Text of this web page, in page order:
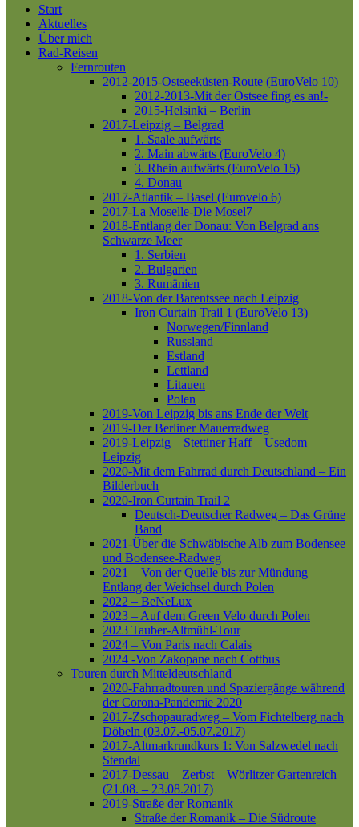
Close
Menu
Start
Aktuelles
Über mich
Rad-Reisen
Fernrouten
2012-2015-Ostseeküsten-Route (EuroVelo 10)
2012-2013-Mit der Ostsee fing es an!-
2015-Helsinki – Berlin
2017-Leipzig – Belgrad
1. Saale aufwärts
2. Main abwärts (EuroVelo 4)
3. Rhein aufwärts (EuroVelo 15)
4. Donau
2017-Atlantik – Basel (Eurovelo 6)
2017-La Moselle-Die Mosel7
2018-Entlang der Donau: Von Belgrad ans
Schwarze Meer
1. Serbien
2. Bulgarien
3. Rumänien
2018-Von der Barentssee nach Leipzig
Iron Curtain Trail 1 (EuroVelo 13)
Norwegen/Finnland
Russland
Estland
Lettland
Litauen
Polen
2019-Von Leipzig bis ans Ende der Welt
2019-Der Berliner Mauerradweg
2019-Leipzig – Stettiner Haff – Usedom –
Leipzig
2020-Mit dem Fahrrad durch Deutschland – Ein
Bilderbuch
2020-Iron Curtain Trail 2
Deutsch-Deutscher Radweg – Das Grüne
Band
2021-Über die Schwäbische Alb zum Bodensee
und Bodensee-Radweg
2021 – Von der Quelle bis zur Mündung –
Entlang der Weichsel durch Polen
2022 – BeNeLux
2023 – Auf dem Green Velo durch Polen
2023 Tauber-Altmühl-Tour
2024 – Von Paris nach Calais
2024 -Von Zakopane nach Cottbus
Touren durch Mitteldeutschland
2020-Fahrradtouren und Spaziergänge während
der Corona-Pandemie 2020
2017-Zschopauradweg – Vom Fichtelberg nach
Döbeln (03.07.-05.07.2017)
2017-Altmarkrundkurs 1: Von Salzwedel nach
Stendal
2017-Dessau – Zerbst – Wörlitzer Gartenreich
(21.08. – 23.08.2017)
2019-Straße der Romanik
Straße der Romanik – Die Südroute